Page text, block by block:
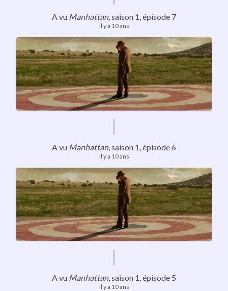
​A vu Manhattan, saison 1, épisode 7
il y a 10 ans
​A vu Manhattan, saison 1, épisode 6
il y a 10 ans
A vu Manhattan, saison 1, épisode 5
il y a 10 ans